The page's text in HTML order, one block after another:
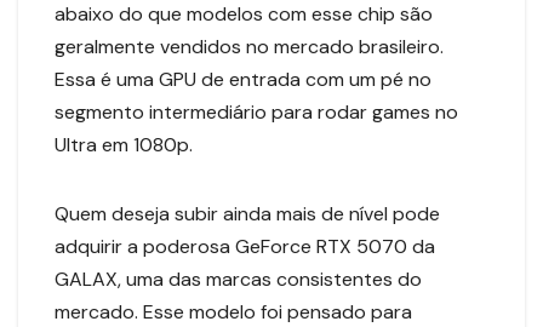
abaixo do que modelos com esse chip são
geralmente vendidos no mercado brasileiro.
Essa é uma GPU de entrada com um pé no
segmento intermediário para rodar games no
Ultra em 1080p.
Quem deseja subir ainda mais de nível pode
adquirir a poderosa GeForce RTX 5070 da
GALAX, uma das marcas consistentes do
mercado. Esse modelo foi pensado para